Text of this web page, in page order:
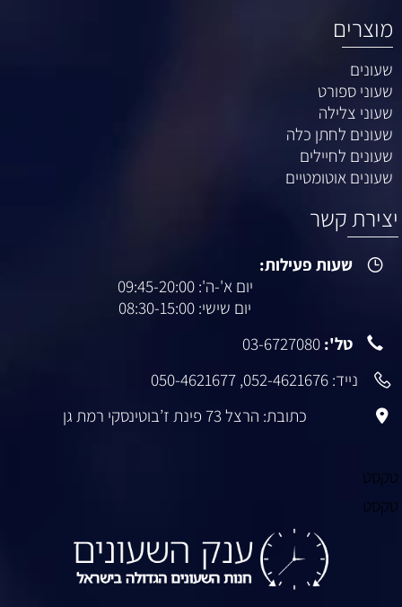
מוצרים
שעונים
שעוני ספורט
שעוני צלילה
שעונים לחתן כלה
שעונים לחיילים
שעונים אוטומטיים
יצירת קשר
שעות פעילות:
יום א'-ה': 09:45-20:00
יום שישי: 08:30-15:00
טל': 03-6727080
נייד: 052-4621676
,
050-4621677
כתובת: הרצל 73 פינת ז’בוטינסקי רמת גן
טקסט
טקסט